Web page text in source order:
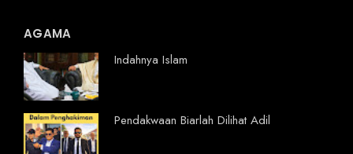
AGAMA
Indahnya Islam
Pendakwaan Biarlah Dilihat Adil